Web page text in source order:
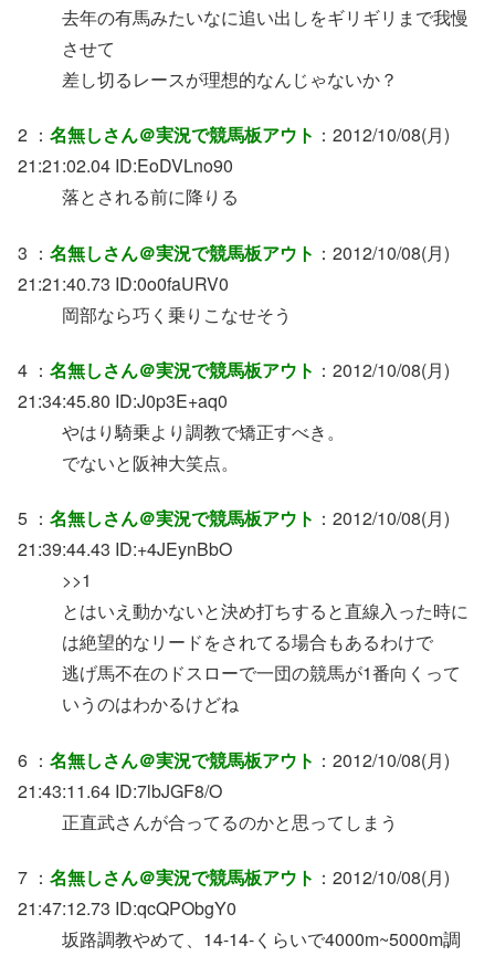
去年の有馬みたいなに追い出しをギリギリまで我慢
させて
差し切るレースが理想的なんじゃないか？
2 ： 名無しさん＠実況で競馬板アウト ：2012/10/08(月)
21:21:02.04 ID:EoDVLno90
落とされる前に降りる
3 ： 名無しさん＠実況で競馬板アウト ：2012/10/08(月)
21:21:40.73 ID:0o0faURV0
岡部なら巧く乗りこなせそう
4 ： 名無しさん＠実況で競馬板アウト ：2012/10/08(月)
21:34:45.80 ID:J0p3E+aq0
やはり騎乗より調教で矯正すべき。
でないと阪神大笑点。
5 ： 名無しさん＠実況で競馬板アウト ：2012/10/08(月)
21:39:44.43 ID:+4JEynBbO
>>1
とはいえ動かないと決め打ちすると直線入った時に
は絶望的なリードをされてる場合もあるわけで
逃げ馬不在のドスローで一団の競馬が1番向くって
いうのはわかるけどね
6 ： 名無しさん＠実況で競馬板アウト ：2012/10/08(月)
21:43:11.64 ID:7lbJGF8/O
正直武さんが合ってるのかと思ってしまう
7 ： 名無しさん＠実況で競馬板アウト ：2012/10/08(月)
21:47:12.73 ID:qcQPObgY0
坂路調教やめて、14-14-くらいで4000m~5000m調